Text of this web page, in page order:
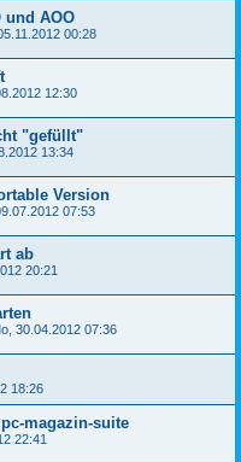
und AOO
00:28
12:30
"gefüllt"
13:34
Version
07:53
ab
20:21
30.04.2012 07:36
18:26
magazin-suite
22:41